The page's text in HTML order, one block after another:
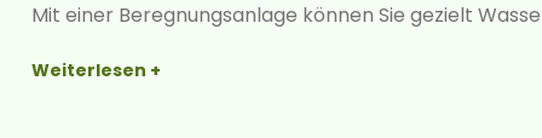
Mit einer Beregnungsanlage können Sie gezielt
Weiterlesen +